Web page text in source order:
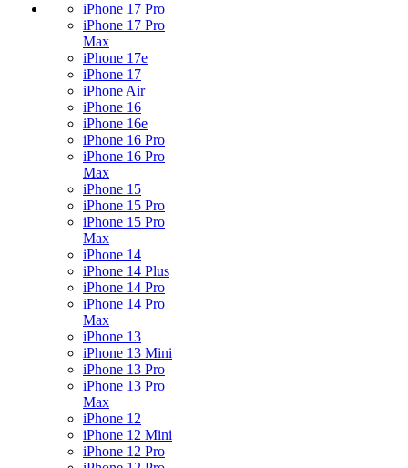
iPhone 17 Pro
iPhone 17 Pro
Max
iPhone 17e
iPhone 17
iPhone Air
iPhone 16
iPhone 16e
iPhone 16 Pro
iPhone 16 Pro
Max
iPhone 15
iPhone 15 Pro
iPhone 15 Pro
Max
iPhone 14
iPhone 14 Plus
iPhone 14 Pro
iPhone 14 Pro
Max
iPhone 13
iPhone 13 Mini
iPhone 13 Pro
iPhone 13 Pro
Max
iPhone 12
iPhone 12 Mini
iPhone 12 Pro